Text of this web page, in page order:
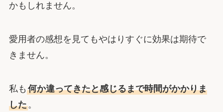
かもしれません。
愛用者の感想を見てもやはりすぐに効果は期待で
きません。
私も 何か違ってきたと感じるまで時間がかかりま
した。